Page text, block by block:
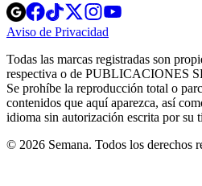
Opens
in
new
Opens
in
new
Opens
in
new
window
Opens
new
windowwindow
Aviso de Privacidad
new
window
Todas las marcas registradas son
respectiva o de PUBLICACIONES
Se prohíbe la reproducción total o
contenidos que aquí aparezca, así
idioma sin autorización escrita por su
© 2026 Semana. Todos los derechos